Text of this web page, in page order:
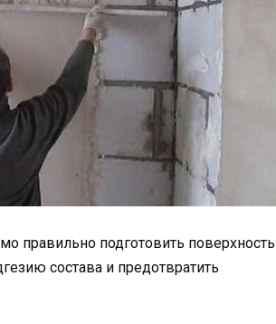
правильно подготовить поверхность
состава и предотвратить